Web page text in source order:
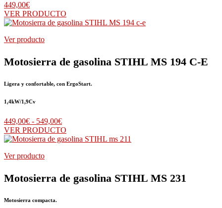
449,00€
VER PRODUCTO
Ver producto
Motosierra de gasolina STIHL MS 194 C-E
Ligera y confortable, con ErgoStart.
1,4kW/1,9Cv
449,00€ - 549,00€Rango
de
precios:
549,00€
VER PRODUCTO
Ver producto
Motosierra de gasolina STIHL MS 231
Motosierra compacta.